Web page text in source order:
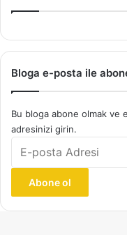
Bloga e-posta ile
Bu bloga abone olmak ve
adresinizi girin.
posta
Abone ol